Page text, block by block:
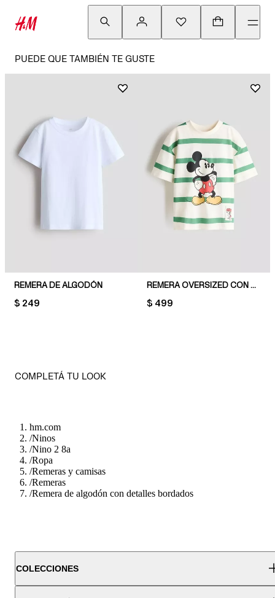
PUEDE QUE TAMBIÉN TE GUSTE
REMERA DE ALGODÓN
PRICE:
$ 249
REMERA OVERSIZED CON ESTAMPADO
PRICE:
$ 499
COMPLETÁ TU LOOK
hm.com
/Ninos
/Nino 2 8a
/Ropa
/Remeras y camisas
/Remeras
/Remera de algodón con detalles bordados
COLECCIONES